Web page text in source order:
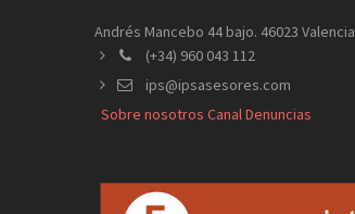
Andrés Mancebo 44 bajo. 46023 Valencia
(+34) 960 043 112
ips@ipsasesores.com
Sobre nosotros Canal Denuncias